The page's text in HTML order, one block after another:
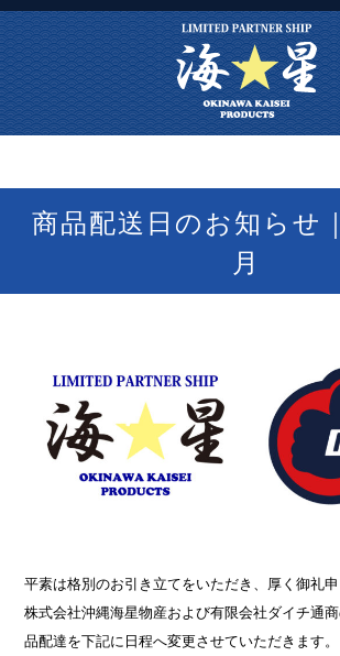
商品配送日のお知らせ
月
平素は格別のお引き立てをいただき、厚く御礼申
株式会社沖縄海星物産および有限会社ダイチ通
品配達を下記に日程へ変更させていただきます。